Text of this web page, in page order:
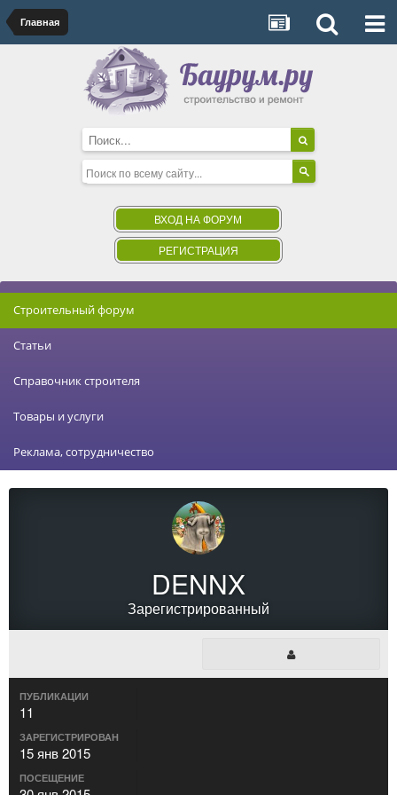
Главная
ВХОД НА ФОРУМ
РЕГИСТРАЦИЯ
Строительный форум
Статьи
Справочник строителя
Товары и услуги
Реклама, сотрудничество
DENNX
Зарегистрированный
ПУБЛИКАЦИИ
11
ЗАРЕГИСТРИРОВАН
15 янв 2015
ПОСЕЩЕНИЕ